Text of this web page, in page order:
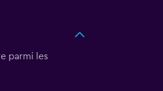
parmi les